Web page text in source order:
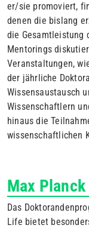
er/sie promoviert,
denen die bislang
die Gesamtleistung
Mentorings
Veranstaltungen,
der jährliche
Wissensaustausch
Wissenschaftlern
hinaus die
wissenschaftlichen
Max
Das
Life bietet